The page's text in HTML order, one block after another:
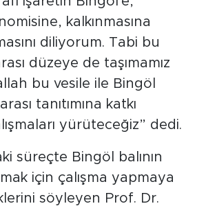
kalkınmasına
diliyorum. Tabi bu
düzeye de taşımamız
bu vesile ile Bingöl
tanıtımına katkı
yürüteceğiz” dedi.
süreçte Bingöl balının
için çalışma yapmaya
söyleyen Prof. Dr.